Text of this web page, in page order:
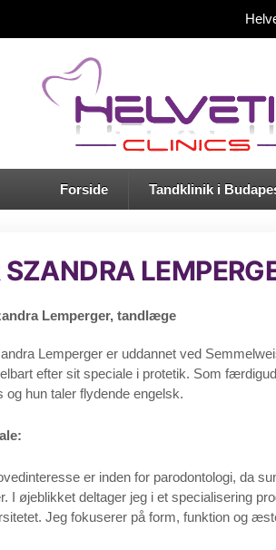
Forside Tandklinik i
SZANDRA
Lemperger, tandlæge
Lemperger er uddannet ved
efter sit speciale i protetik. Som
og hun taler flydende engelsk.
er inden for parodontologi, da
I øjeblikket deltager jeg i et specialisering
Jeg fokuserer på form, funktion og